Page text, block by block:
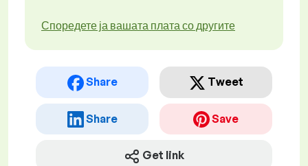
Споредете ја вашата плата со другите
Share Tweet
Share Save
Get link